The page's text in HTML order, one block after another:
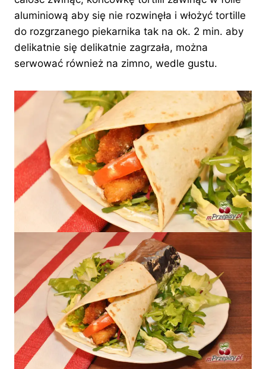
aluminiową aby się nie rozwinęła i włożyć tortille
do rozgrzanego piekarnika tak na ok. 2 min. aby
delikatnie się delikatnie zagrzała, można
serwować również na zimno, wedle gustu.